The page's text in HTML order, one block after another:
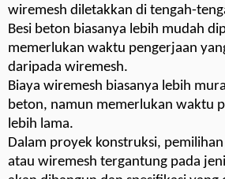
wiremesh diletakkan di tengah-
Besi beton biasanya lebih mudah
memerlukan waktu pengerjaan
daripada wiremesh.
Biaya wiremesh biasanya lebih
beton, namun memerlukan waktu
lebih lama.
Dalam proyek konstruksi,
atau wiremesh tergantung pada